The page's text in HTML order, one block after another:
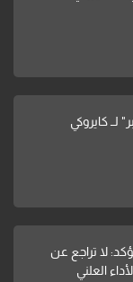
لا تراجع عن
العلني